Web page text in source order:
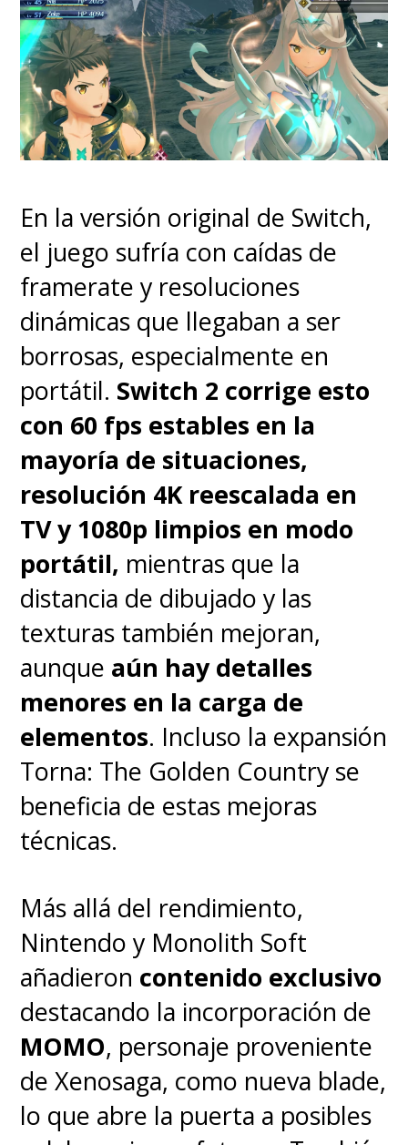
en una carrera contrarreloj
para juntar dinero y reparar
el techo de su caótico hogar.
Si no lo logran, perderán su
casa.Cada oportunidad de
estamos seguros de que alguien
murió ahí-, hasta que consiguen
hallar empleo en la fábrica de
chicles local, verdadero orgullo
de su pueblo, gracias a la ayuda
dePetunia(gran incorporación
a la dinámica). Es ahí donde se
cruzan con esta conspiración de
origen alienígena.
Resulta hilarante ver a esta
pareja dispareja, criada como
hermanos, tratando de
encajar en un mundo
demasiado cuadrado. Lo
cierto es que, a veces, solo
tenemos que volvernos un
poco locos -olooney- para
salvar el día.
En la versión original de Switch,
el juego sufría con caídas de
framerate y resoluciones
dinámicas que llegaban a ser
borrosas, especialmente en
portátil. Switch 2 corrige esto
con 60 fps estables en la
mayoría de situaciones,
resolución 4K reescalada en
TV y 1080p limpios en modo
portátil, mientras que la
distancia de dibujado y las
texturas también mejoran,
aunque aún hay detalles
menores en la carga de
elementos. Incluso la expansión
Torna: The Golden Country se
beneficia de estas mejoras
técnicas.
Más allá del rendimiento,
Nintendo y Monolith Soft
añadieron contenido exclusivo
destacando la incorporación de
MOMO, personaje proveniente
de Xenosaga, como nueva blade,
lo que abre la puerta a posibles